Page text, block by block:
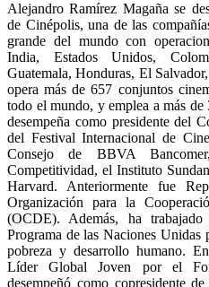
Alejandro Ramírez Magaña se
de Cinépolis, una de las
grande del mundo con
India, Estados Unidos,
Guatemala, Honduras, El
opera más de 657 conjuntos
todo el mundo, y emplea a más de
desempeña como presidente del
del Festival Internacional de
Consejo de BBVA
Competitividad, el Instituto
Harvard. Anteriormente fue
Organización para la
(OCDE). Además, ha
Programa de las Naciones Unidas
pobreza y desarrollo humano.
Líder Global Joven por el
desempeñó como copresidente